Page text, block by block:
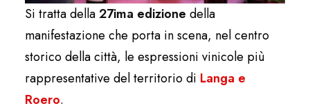
Si tratta della27ima edizione della
manifestazione che porta in scena, nel centro
storico della città, le espressioni vinicole più
rappresentative del territorio di Langa e
Roero.